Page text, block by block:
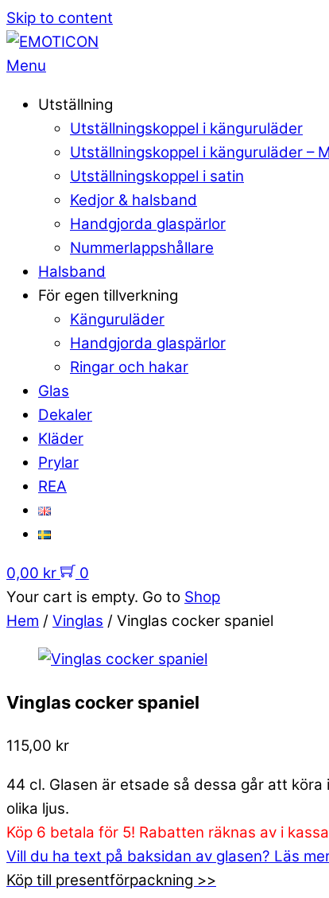
Skip to content
Menu
Utställning
Utställningskoppel i känguruläder
Utställningskoppel i känguruläder –
Utställningskoppel i satin
Kedjor & halsband
Handgjorda glaspärlor
Nummerlappshållare
Halsband
För egen tillverkning
Känguruläder
Handgjorda glaspärlor
Ringar och hakar
Glas
Dekaler
Kläder
Prylar
REA
0,00 kr
0
Your cart is empty. Go to Shop
Hem / Vinglas / Vinglas cocker spaniel
Vinglas cocker spaniel
115,00 kr
44 cl. Glasen är etsade så dessa går att
olika ljus.
Köp 6 betala för 5! Rabatten räknas av i
Vill du ha text på baksidan av glasen? Läs
Köp till presentförpackning >>